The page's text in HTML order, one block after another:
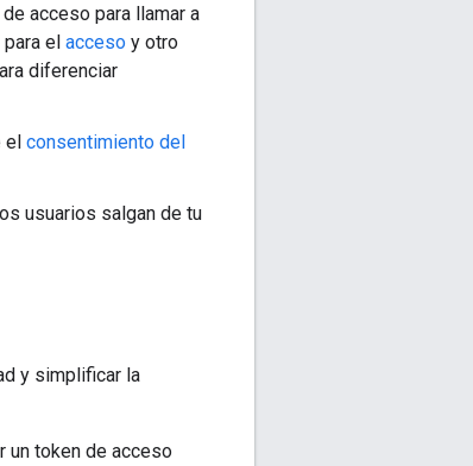
acceso para llamar a
el acceso y otro
diferenciar
el consentimiento del
usuarios salgan de tu
y simplificar la
un token de acceso